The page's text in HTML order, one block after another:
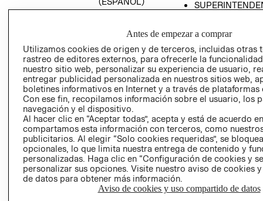
TRANSPARENCIA
PETICIONES
QUEJAS Y
RECLAMOS
Colombia ($)
CAMBIAR REGIÓN
Antes de empezar a comprar
Utilizamos cookies de origen y de terceros, incluidas otras
rastreo de editores externos, para ofrecerle la
nuestro sitio web, personalizar su experiencia de usuario,
entregar publicidad personalizada en nuestros sitios web,
boletines informativos en Internet y a través de plataformas
Con ese fin, recopilamos información sobre el usuario, los
navegación y el dispositivo.
Al hacer clic en “Aceptar todas”, acepta y está de acuerdo
compartamos esta información con terceros, como
publicitarios. Al elegir “Solo cookies requeridas”, se
opcionales, lo que limita nuestra entrega de contenido y
personalizadas. Haga clic en “Configuración de cookies y
personalizar sus opciones. Visite nuestro aviso de cookies
de datos para obtener más información.
Aviso de cookies y uso compartido de datos